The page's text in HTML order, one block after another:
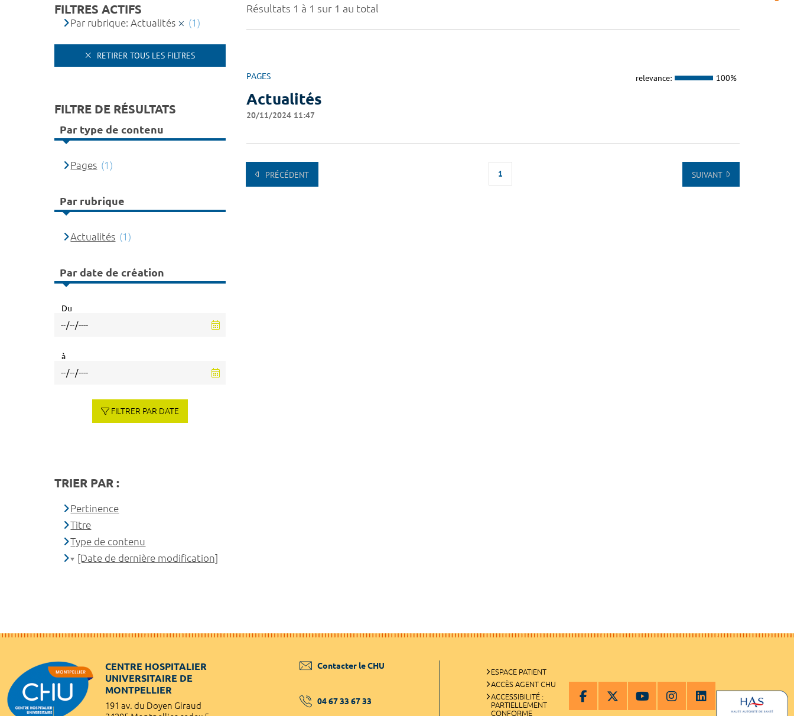
Résultats 1 à 1 sur 1 au total
PAGES relevance: 100%
Actualités
20/11/2024 11:47
PRÉCÉDENT 1 SUIVANT
FILTRES ACTIFS
Par rubrique: Actualités (1)
RETIRER TOUS LES FILTRES
FILTRE DE RÉSULTATS
Par type de contenu
Pages (1)
Par rubrique
Actualités (1)
Par date de création
Du
à
FILTRER PAR DATE
TRIER PAR :
Pertinence
Titre
Type de contenu
[Date de dernière modification]
CENTRE HOSPITALIER
UNIVERSITAIRE DE
MONTPELLIER
191 av. du Doyen Giraud
Contacter le CHU
04 67 33 67 33
ESPACE PATIENT
ACCÈS AGENT CHU
ACCESSIBILITÉ :
PARTIELLEMENT
CONFORME